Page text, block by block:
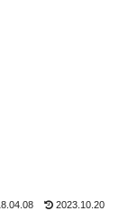
2023.10.20